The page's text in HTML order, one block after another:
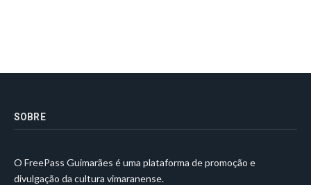
SOBRE
O FreePass Guimarães é uma plataforma de promoção e
divulgação da cultura vimaranense.